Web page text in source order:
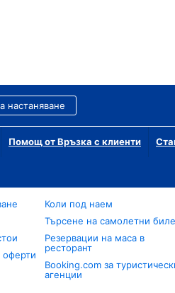
настаняване
Помощ от Връзка с клиенти
оферти
Коли под наем
Търсене на самолетни
Резервации на маса в
ресторант
Booking.com за
агенции